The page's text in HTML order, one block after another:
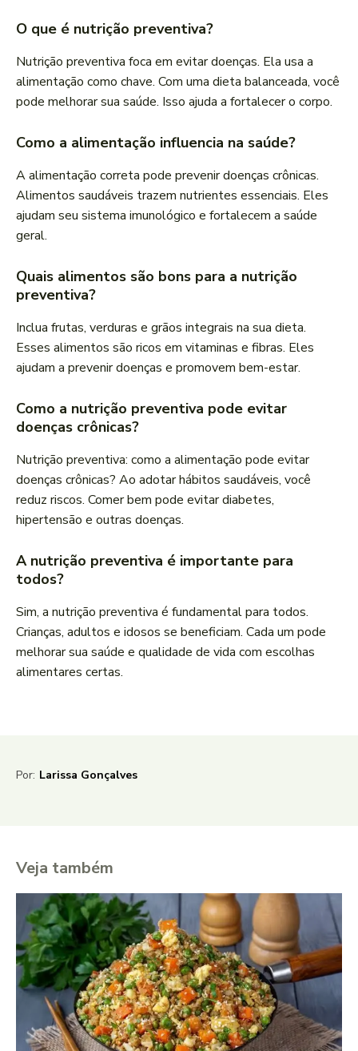
O que é nutrição preventiva?
Nutrição preventiva foca em evitar doenças. Ela usa a
alimentação como chave. Com uma dieta balanceada, você
pode melhorar sua saúde. Isso ajuda a fortalecer o corpo.
Como a alimentação influencia na saúde?
A alimentação correta pode prevenir doenças crônicas.
Alimentos saudáveis trazem nutrientes essenciais. Eles
ajudam seu sistema imunológico e fortalecem a saúde
geral.
Quais alimentos são bons para a nutrição
preventiva?
Inclua frutas, verduras e grãos integrais na sua dieta.
Esses alimentos são ricos em vitaminas e fibras. Eles
ajudam a prevenir doenças e promovem bem-estar.
Como a nutrição preventiva pode evitar
doenças crônicas?
Nutrição preventiva: como a alimentação pode evitar
doenças crônicas? Ao adotar hábitos saudáveis, você
reduz riscos. Comer bem pode evitar diabetes,
hipertensão e outras doenças.
A nutrição preventiva é importante para
todos?
Sim, a nutrição preventiva é fundamental para todos.
Crianças, adultos e idosos se beneficiam. Cada um pode
melhorar sua saúde e qualidade de vida com escolhas
alimentares certas.
Por: Larissa Gonçalves
Veja também